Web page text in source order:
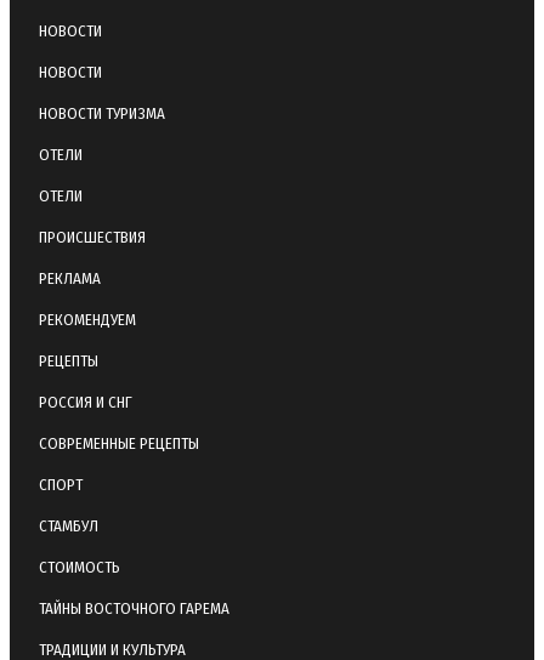
НОВОСТИ
НОВОСТИ
НОВОСТИ ТУРИЗМА
ОТЕЛИ
ОТЕЛИ
ПРОИСШЕСТВИЯ
РЕКЛАМА
РЕКОМЕНДУЕМ
РЕЦЕПТЫ
РОССИЯ И СНГ
СОВРЕМЕННЫЕ РЕЦЕПТЫ
СПОРТ
СТАМБУЛ
СТОИМОСТЬ
ТАЙНЫ ВОСТОЧНОГО ГАРЕМА
ТРАДИЦИИ И КУЛЬТУРА